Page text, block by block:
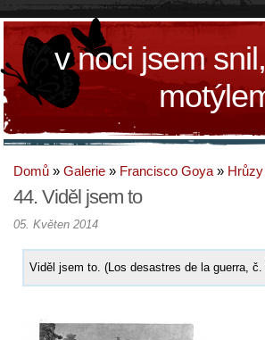
v noci jsem
Domů » Galerie » Francisco Goya »
44. Viděl jsem to
05. Květen 2014
Viděl jsem to. (Los desastres de la guerra,